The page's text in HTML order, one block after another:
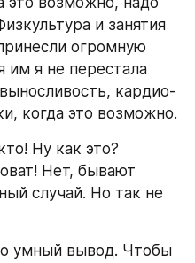
и занятия
огромную
им я не перестала
кардио-
Ну как это?
Нет, бывают
случай. Но так не
умный вывод. Чтобы